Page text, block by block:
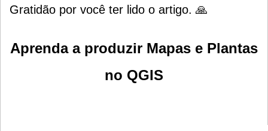
Gratidão por você ter lido o artigo. 🙏
Aprenda a produzir Mapas e Plantas
no QGIS